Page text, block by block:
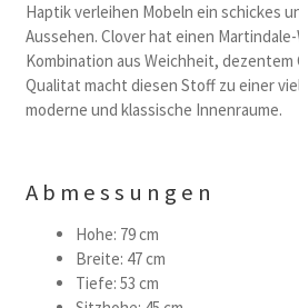
Haptik verleihen Mobeln ein schickes
Aussehen. Clover hat einen Martindale-
Kombination aus Weichheit, dezentem
Qualitat macht diesen Stoff zu einer
moderne und klassische Innenraume.
Abmessungen
Hohe: 79 cm
Breite: 47 cm
Tiefe: 53 cm